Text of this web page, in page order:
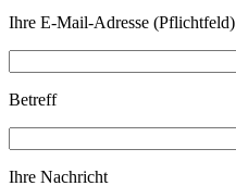
Ihre E-Mail-Adresse (Pflichtfeld)
Betreff
Ihre Nachricht